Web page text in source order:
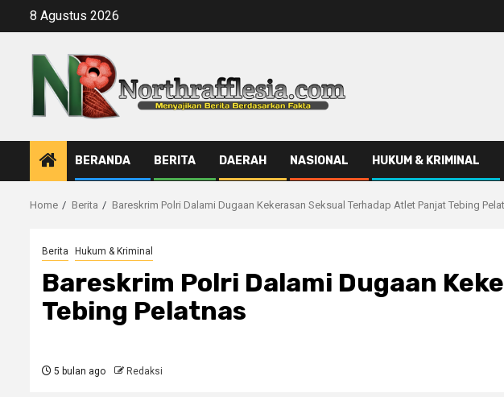
8 Agustus 2026
BERANDA BERITA DAERAH NASIONAL HUKUM & KRIMINAL
Home Berita Bareskrim Polri Dalami Dugaan Kekerasan Seksual Terhadap Atlet Panjat Tebing
Berita Hukum & Kriminal
Bareskrim Polri Dalami Dugaan
Tebing Pelatnas
5 bulan ago Redaksi